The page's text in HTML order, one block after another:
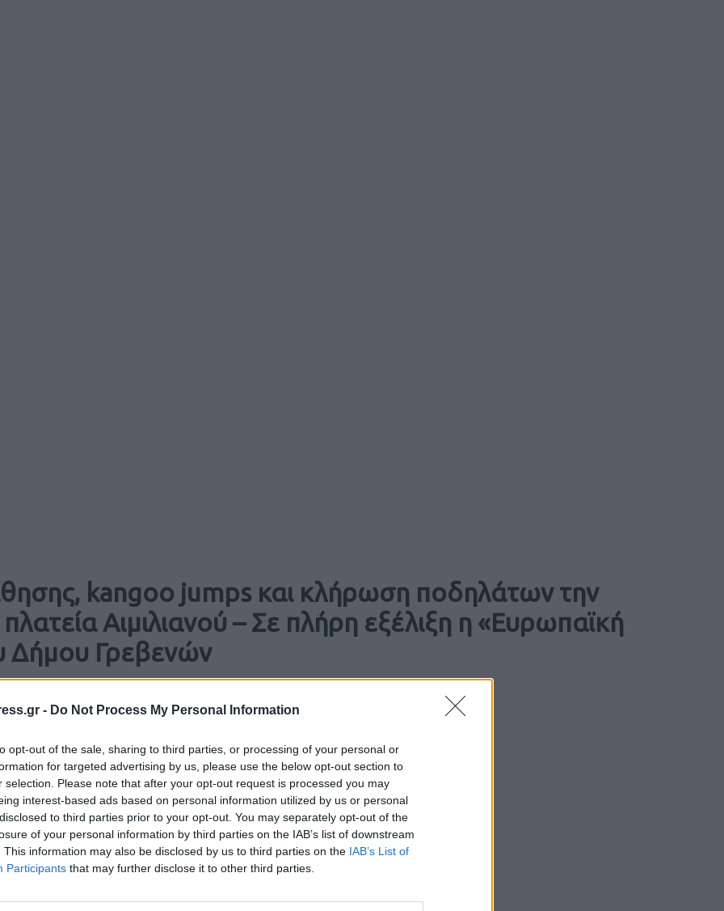
- Do Not Process My Personal Information
opt-out of the sale, sharing to third parties, or processing of your personal or
for targeted advertising by us, please use the below opt-out section to
selection. Please note that after your opt-out request is processed you may
interest-based ads based on personal information utilized by us or personal
to third parties prior to your opt-out. You may separately opt-out of the
of your personal information by third parties on the IAB’s list of downstream
This information may also be disclosed by us to third parties on the IAB’s List of
Participants that may further disclose it to other third parties.
kangoo jumps και κλήρωση ποδηλάτων την
Αιμιλιανού – Σε πλήρη εξέλιξη η «Ευρωπαϊκή
Δήμου Γρεβενών